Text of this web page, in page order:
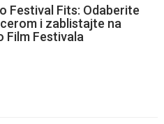
Festival Fits: Odaberite
i zablistajte na
Film Festivala